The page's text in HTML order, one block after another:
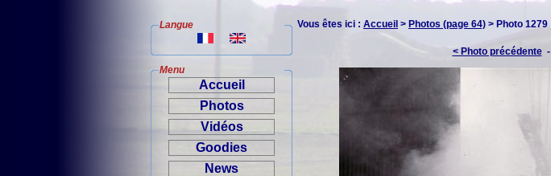
Langue
Menu
Accueil
Photos
Vidéos
Goodies
News
Vous êtes ici : Accueil > Photos (page 64) > Photo 1279
< Photo précédente-